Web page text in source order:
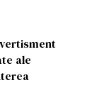
ale